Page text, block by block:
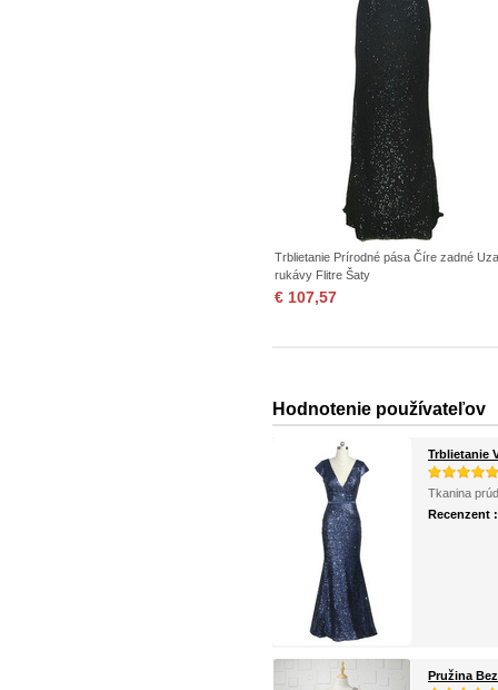
Trblietanie Prírodné pása Číre zadné
rukávy Flitre Šaty
€ 107,57
Hodnotenie používateľov
Trblietanie
Tkanina
Recenzent
Pružina